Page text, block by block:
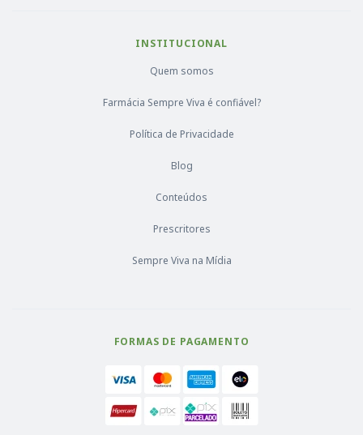
INSTITUCIONAL
Quem somos
Farmácia Sempre Viva é confiável?
Política de Privacidade
Blog
Conteúdos
Prescritores
Sempre Viva na Mídia
FORMAS DE PAGAMENTO